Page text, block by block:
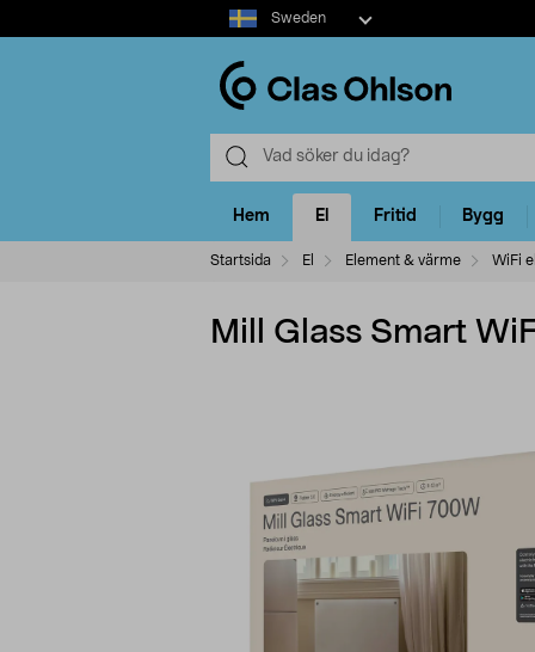
Select
market
Sweden
Hem El Fritid Bygg
Startsida El Element & värme WiFi
Mill Glass Smart